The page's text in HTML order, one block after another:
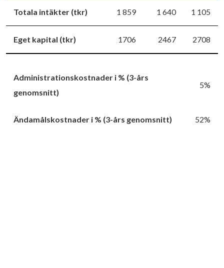
Totala intäkter (tkr) 1 859 1 640 1 105
Eget kapital (tkr) 1706 2467 2708
Administrationskostnader i % (3-års
genomsnitt)
5%
Ändamålskostnader i % (3-års genomsnitt) 52%